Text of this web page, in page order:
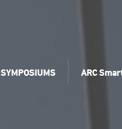
SYMPOSIUMS